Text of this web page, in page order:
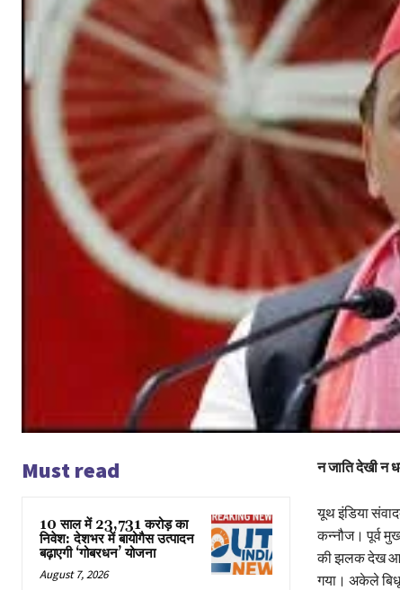
Must read
10 साल में 23,731 करोड़ का
निवेश: देशभर में बायोगैस उत्पादन
बढ़ाएगी ‘गोबरधन’ योजना
August 7, 2026
न जाति देखी न
यूथ इंडिया
कन्नौज। पूर्व
की झलक देख आम
गया। अकेले